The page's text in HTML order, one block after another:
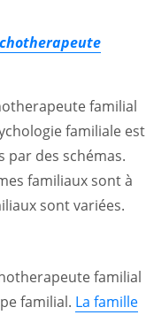
familial
familiale est
par des schémas.
familiaux sont à
sont variées.
familial
familial. La famille